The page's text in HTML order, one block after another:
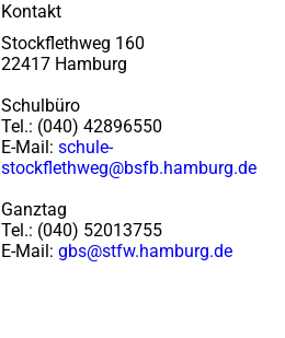
Kontakt
Stockflethweg 160
22417 Hamburg
Schulbüro
Tel.: (040) 42896550
E-Mail: schule-
stockflethweg@bsfb.hamburg.de
Ganztag
Tel.: (040) 52013755
E-Mail: gbs@stfw.hamburg.de